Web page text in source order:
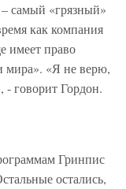
самый «грязный»
как компания
имеет право
мира». «Я не верю,
- говорит Гордон.
Гринпис
остались,